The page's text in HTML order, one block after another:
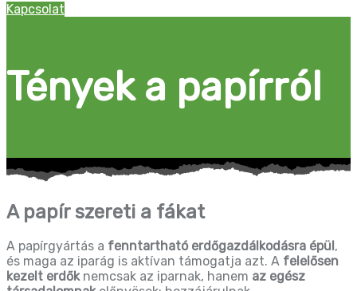
Kapcsolat
Tények a papírról
A papír szereti a fákat
A papírgyártás a fenntartható erdőgazdálkodásra épül ,
és maga az iparág is aktívan támogatja azt. A felelősen
kezelt erdőknemcsak az iparnak, hanem az egész